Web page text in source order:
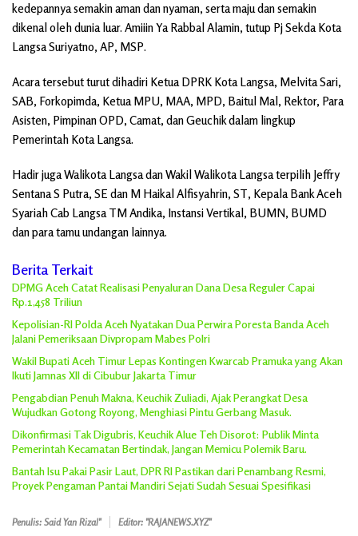
kedepannya semakin aman dan nyaman, serta maju dan semakin
dikenal oleh dunia luar. Amiiin Ya Rabbal Alamin, tutup Pj Sekda Kota
Langsa Suriyatno, AP, MSP.
Acara tersebut turut dihadiri Ketua DPRK Kota Langsa, Melvita Sari,
SAB, Forkopimda, Ketua MPU, MAA, MPD, Baitul Mal, Rektor, Para
Asisten, Pimpinan OPD, Camat, dan Geuchik dalam lingkup
Pemerintah Kota Langsa.
Hadir juga Walikota Langsa dan Wakil Walikota Langsa terpilih Jeffry
Sentana S Putra, SE dan M Haikal Alfisyahrin, ST, Kepala Bank Aceh
Syariah Cab Langsa TM Andika, Instansi Vertikal, BUMN, BUMD
dan para tamu undangan lainnya.
Berita Terkait
DPMG Aceh Catat Realisasi Penyaluran Dana Desa Reguler Capai
Rp.1,458 Triliun
Kepolisian-RI Polda Aceh Nyatakan Dua Perwira Poresta Banda Aceh
Jalani Pemeriksaan Divpropam Mabes Polri
Wakil Bupati Aceh Timur Lepas Kontingen Kwarcab Pramuka yang Akan
Ikuti Jamnas XII di Cibubur Jakarta Timur
Pengabdian Penuh Makna, Keuchik Zuliadi, Ajak Perangkat Desa
Wujudkan Gotong Royong, Menghiasi Pintu Gerbang Masuk.
Dikonfirmasi Tak Digubris, Keuchik Alue Teh Disorot: Publik Minta
Pemerintah Kecamatan Bertindak, Jangan Memicu Polemik Baru.
Bantah Isu Pakai Pasir Laut, DPR RI Pastikan dari Penambang Resmi,
Proyek Pengaman Pantai Mandiri Sejati Sudah Sesuai Spesifikasi
Penulis: Said Yan Rizal" Editor: "RAJANEWS.XYZ"